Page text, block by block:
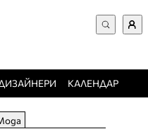
КАЛЕНДАР